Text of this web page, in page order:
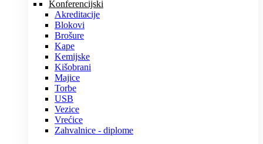
Konferencijski
Akreditacije
Blokovi
Brošure
Kape
Kemijske
Kišobrani
Majice
Torbe
USB
Vezice
Vrećice
Zahvalnice - diplome